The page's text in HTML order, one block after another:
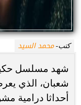
كتب-محمد السيد
شهد مسلسل
أحداثا درامية